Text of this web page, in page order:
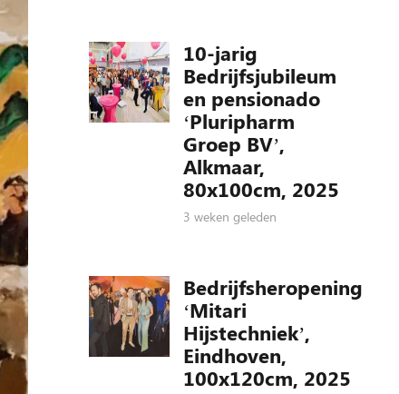
10-jarig
Bedrijfsjubileum
en pensionado
‘Pluripharm
Groep BV’,
Alkmaar,
80x100cm, 2025
3 weken geleden
Bedrijfsheropening
‘Mitari
Hijstechniek’,
Eindhoven,
100x120cm, 2025